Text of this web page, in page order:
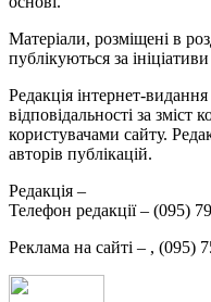
Матеріали, розміщені в
публікуються за
Редакція інтернет-
відповідальності за зміст
користувачами сайту.
авторів публікацій.
Редакція –
Телефон редакції – (095)
Реклама на сайті – , (095)